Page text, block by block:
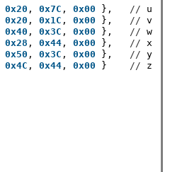
0x20 , 0x7C , 0x00 }, // u
0x20 , 0x1C , 0x00 }, // v
0x40 , 0x3C , 0x00 }, // w
0x28 , 0x44, 0x00 }, // x
0x50 , 0x3C , 0x00 }, // y
0x4C , 0x44, 0x00 } // z